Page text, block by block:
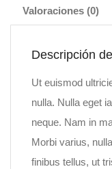
Valoraciones (0)
Descripción
Ut euismod
nulla. Nulla eget
neque. Nam in
Morbi varius,
finibus tellus, ut